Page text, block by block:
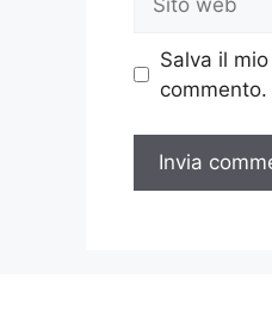
web
Salva il
commento.